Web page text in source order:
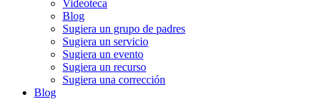
Videoteca
Blog
Sugiera un grupo de padres
Sugiera un servicio
Sugiera un evento
Sugiera un recurso
Sugiera una corrección
Blog